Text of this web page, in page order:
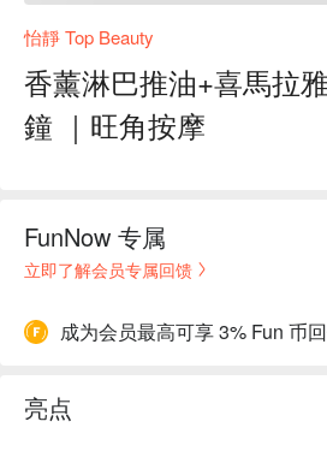
怡靜 Top Beauty
香薰淋巴推油+喜馬拉
鐘 ｜旺角按摩
FunNow 专属
立即了解会员专属回馈
成为会员最高可享 3% Fun 币
亮点